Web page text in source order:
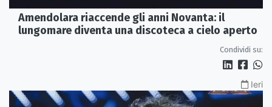
Amendolara riaccende gli anni Novanta: il
lungomare diventa una discoteca a cielo aperto
Condividi su:
Ieri